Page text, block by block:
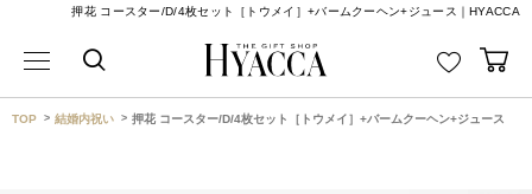
押花 コースター/D/4枚セット［トウメイ］+バームクーヘン+ジュース｜HYACCA
TOP 結婚内祝い 押花 コースター/D/4枚セット［トウメイ］+バームクーヘン+ジュース